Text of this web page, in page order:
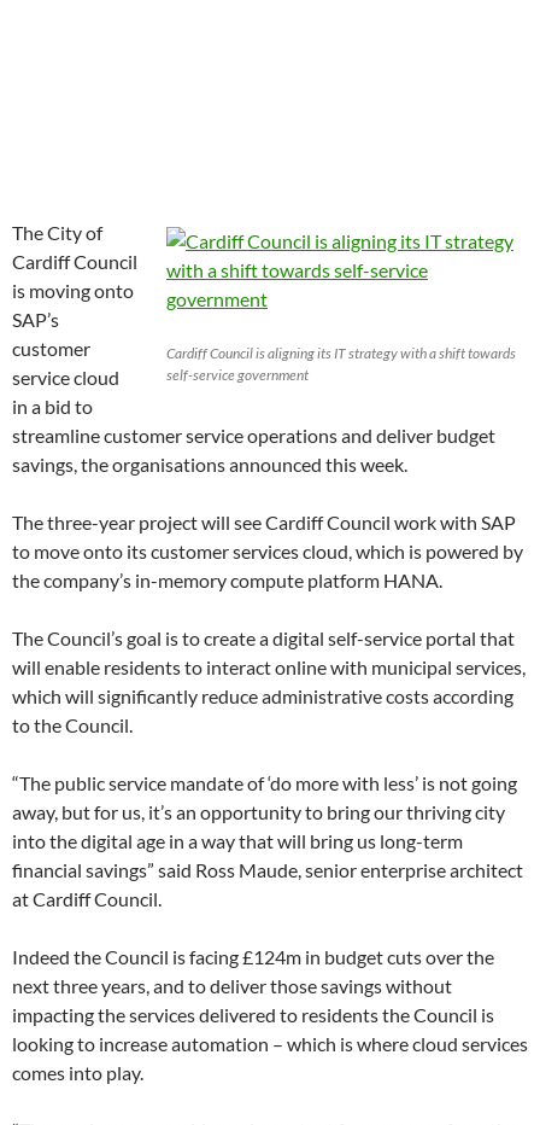
Cardiff Council is aligning its IT strategy with a shift towards
self-service government
The City of
Cardiff Council
is moving onto
SAP’s
customer
service cloud
in a bid to
streamline customer service operations and deliver budget
savings, the organisations announced this week.
The three-year project will see Cardiff Council work with SAP
to move onto its customer services cloud, which is powered by
the company’s in-memory compute platform HANA.
The Council’s goal is to create a digital self-service portal that
will enable residents to interact online with municipal services,
which will significantly reduce administrative costs according
to the Council.
“The public service mandate of ‘do more with less’ is not going
away, but for us, it’s an opportunity to bring our thriving city
into the digital age in a way that will bring us long-term
financial savings” said Ross Maude, senior enterprise architect
at Cardiff Council.
Indeed the Council is facing £124m in budget cuts over the
next three years, and to deliver those savings without
impacting the services delivered to residents the Council is
looking to increase automation – which is where cloud services
comes into play.